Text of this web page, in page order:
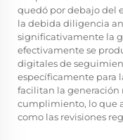
quedó por debajo del
la debida diligencia
significativamente la
efectivamente se
digitales de
específicamente para
facilitan la generación
cumplimiento, lo que
como las revisiones